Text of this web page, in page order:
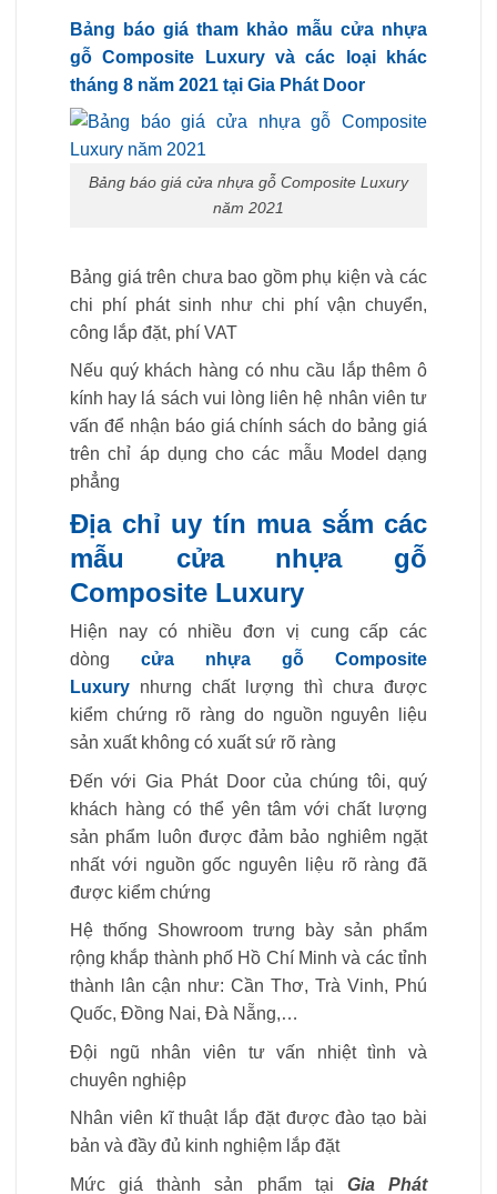
Bảng báo giá tham khảo mẫu cửa nhựa
gỗ Composite Luxury và các loại khác
tháng 8 năm 2021 tại Gia Phát Door
Bảng báo giá cửa nhựa gỗ Composite Luxury
năm 2021
Bảng giá trên chưa bao gồm phụ kiện và các
chi phí phát sinh như chi phí vận chuyển,
công lắp đặt, phí VAT
Nếu quý khách hàng có nhu cầu lắp thêm ô
kính hay lá sách vui lòng liên hệ nhân viên tư
vấn để nhận báo giá chính sách do bảng giá
trên chỉ áp dụng cho các mẫu Model dạng
phẳng
Địa chỉ uy tín mua sắm các
mẫu cửa nhựa gỗ
Composite Luxury
Hiện nay có nhiều đơn vị cung cấp các
dòng cửa nhựa gỗ Composite
Luxury nhưng chất lượng thì chưa được
kiểm chứng rõ ràng do nguồn nguyên liệu
sản xuất không có xuất sứ rõ ràng
Đến với Gia Phát Door của chúng tôi, quý
khách hàng có thể yên tâm với chất lượng
sản phẩm luôn được đảm bảo nghiêm ngặt
nhất với nguồn gốc nguyên liệu rõ ràng đã
được kiểm chứng
Hệ thống Showroom trưng bày sản phẩm
rộng khắp thành phố Hồ Chí Minh và các tỉnh
thành lân cận như: Cần Thơ, Trà Vinh, Phú
Quốc, Đồng Nai, Đà Nẵng,…
Đội ngũ nhân viên tư vấn nhiệt tình và
chuyên nghiệp
Nhân viên kĩ thuật lắp đặt được đào tạo bài
bản và đầy đủ kinh nghiệm lắp đặt
Mức giá thành sản phẩm tại Gia Phát